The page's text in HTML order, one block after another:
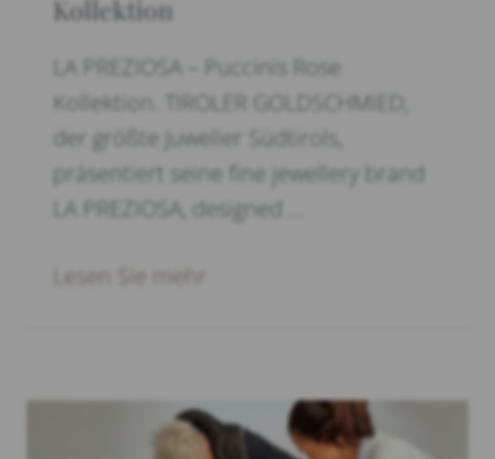
Kollektion
LA PREZIOSA – Puccinis Rose
Kollektion. TIROLER GOLDSCHMIED,
der größte Juwelier Südtirols,
präsentiert seine fine jewellery brand
LA PREZIOSA, designed …
Lesen Sie mehr